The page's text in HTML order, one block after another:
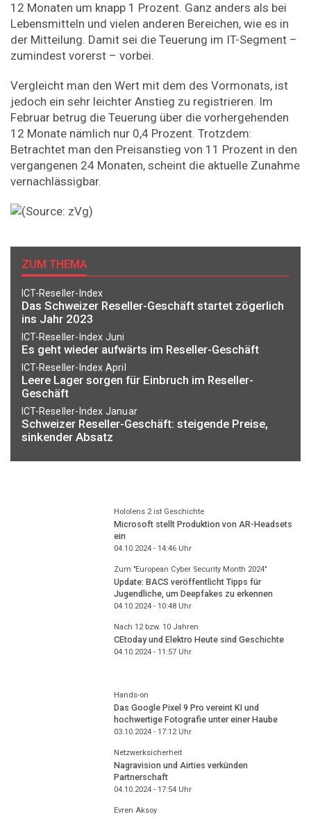
12 Monaten um knapp 1 Prozent. Ganz anders als bei
Lebensmitteln und vielen anderen Bereichen, wie es in
der Mitteilung. Damit sei die Teuerung im IT-Segment –
zumindest vorerst – vorbei.
Vergleicht man den Wert mit dem des Vormonats, ist
jedoch ein sehr leichter Anstieg zu registrieren. Im
Februar betrug die Teuerung über die vorhergehenden
12 Monate nämlich nur 0,4 Prozent. Trotzdem:
Betrachtet man den Preisanstieg von 11 Prozent in den
vergangenen 24 Monaten, scheint die aktuelle Zunahme
vernachlässigbar.
ZUM THEMA
ICT-Reseller-Index
Das Schweizer Reseller-Geschäft startet zögerlich
ins Jahr 2023
ICT-Reseller-Index Juni
Es geht wieder aufwärts im Reseller-Geschäft
ICT-Reseller-Index April
Leere Lager sorgen für Einbruch im Reseller-
Geschäft
ICT-Reseller-Index Januar
Schweizer Reseller-Geschäft: steigende Preise,
sinkender Absatz
Hololens 2 ist Geschichte
Microsoft stellt Produktion von AR-Headsets
ein
04.10.2024 - 14:46Uhr
Zum "European Cyber Security Month 2024"
Update: BACS veröffentlicht Tipps für
Jugendliche, um Deepfakes zu erkennen
04.10.2024 - 10:48Uhr
Nach 12 bzw. 10 Jahren
CEtoday und Elektro Heute sind Geschichte
04.10.2024 - 11:57Uhr
Hands-on
Das Google Pixel 9 Pro vereint KI und
hochwertige Fotografie unter einer Haube
03.10.2024 - 17:12Uhr
Netzwerksicherheit
Nagravision und Airties verkünden
Partnerschaft
04.10.2024 - 17:54Uhr
Evren Aksoy